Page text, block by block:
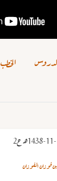
الخطب
فوزان الفوزان